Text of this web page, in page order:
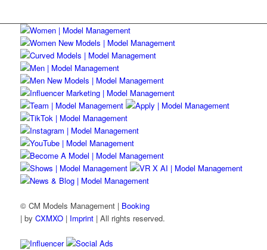
© CM Models Management | Booking
| by CXMXO| Imprint| All rights reserved.
Influencer Social Ads